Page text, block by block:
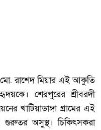
রাশেদ মিয়ার এই আকুতি
শেরপুরের শ্রীবরদী
খাটিয়াডাঙ্গা গ্রামের এই
গুরুতর অসুস্থ। চিকিৎসকরা